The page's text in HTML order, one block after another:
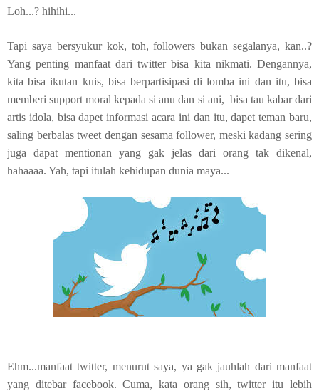
Loh...? hihihi...
Tapi saya bersyukur kok, toh, followers bukan segalanya, kan..?
Yang penting manfaat dari twitter bisa kita nikmati. Dengannya,
kita bisa ikutan kuis, bisa berpartisipasi di lomba ini dan itu, bisa
memberi support moral kepada si anu dan si ani, bisa tau kabar dari
artis idola, bisa dapet informasi acara ini dan itu, dapet teman baru,
saling berbalas tweet dengan sesama follower, meski kadang sering
juga dapat mentionan yang gak jelas dari orang tak dikenal,
hahaaaa. Yah, tapi itulah kehidupan dunia maya...
Ehm...manfaat twitter, menurut saya, ya gak jauhlah dari manfaat
yang ditebar facebook. Cuma, kata orang sih, twitter itu lebih